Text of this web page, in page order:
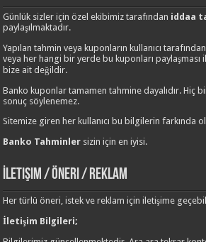
Günlük sizler için özel ekibimiz tarafından iddaa
paylaşılmaktadır.
Yapılan tahmin veya kuponların kullanıcı
veya her hangi bir yerde bu kuponları paylaşması
bize ait değildir.
Banko kuponlar tamamen tahmine dayalıdır. Hiç
sonuç söylenemez.
Sitemize giren her kullanıcı bu bilgilerin farkında
Banko Tahminler sizin için en iyisi.
İletişim / Öneri / Reklam
Her türlü öneri, istek ve reklam için iletişime
İletişim Bilgileri;